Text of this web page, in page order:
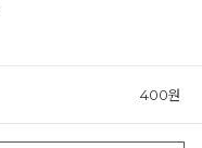
400원